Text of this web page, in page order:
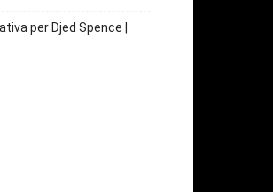
per Djed Spence |